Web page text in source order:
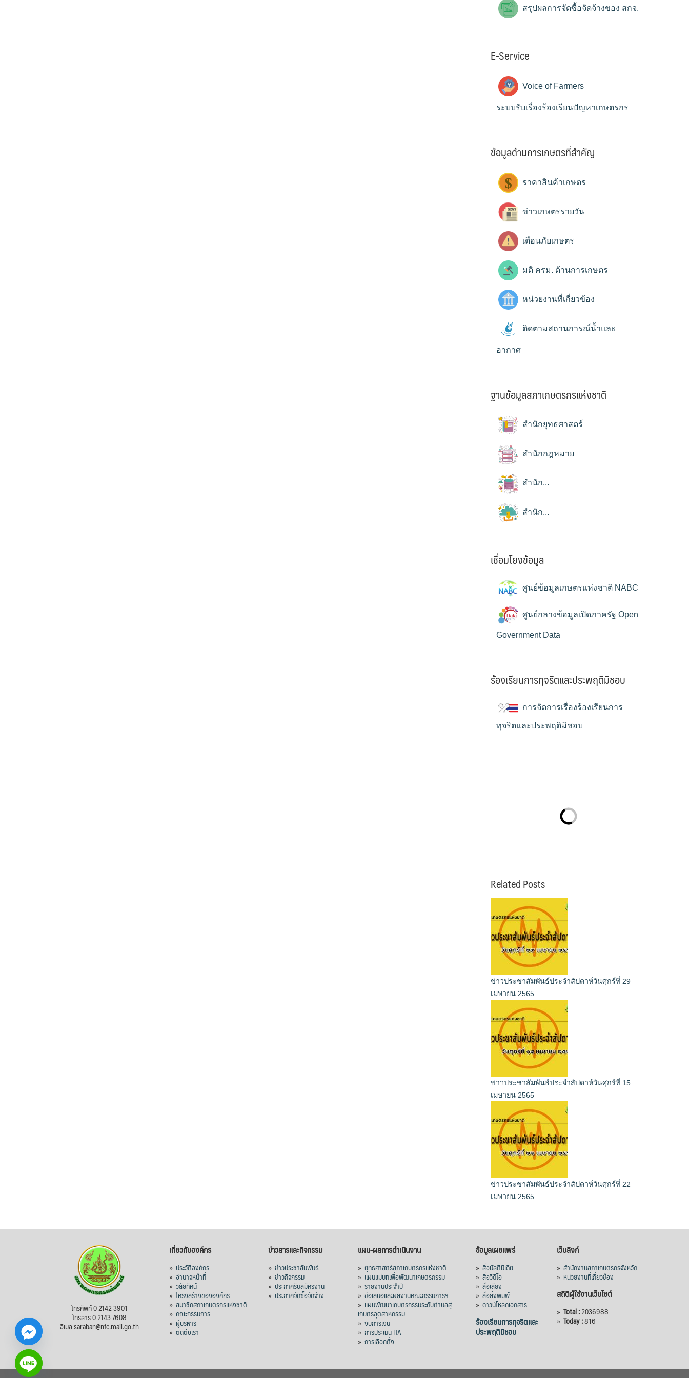
สรุปผลการจัดซื้อจัดจ้างของ สกจ.
E-Service
Voice of Farmers
ระบบรับเรื่องร้องเรียนปัญหาเกษตรกร
ข้อมูลด้านการเกษตรที่สำคัญ
ราคาสินค้าเกษตร
ข่าวเกษตรรายวัน
เตือนภัยเกษตร
มติ ครม. ด้านการเกษตร
หน่วยงานที่เกี่ยวข้อง
ติดตามสถานการณ์น้ำและ
อากาศ
ฐานข้อมูลสภาเกษตรกรแห่งชาติ
สำนักยุทธศาสตร์
สำนักกฎหมาย
สำนัก...
สำนัก...
เชื่อมโยงข้อมูล
ศูนย์ข้อมูลเกษตรแห่งชาติ NABC
ศูนย์กลางข้อมูลเปิดภาครัฐ Open
Government Data
ร้องเรียนการทุจริตและประพฤติมิชอบ
การจัดการเรื่องร้องเรียนการ
ทุจริตและประพฤติมิชอบ
Related Posts
ข่าวประชาสัมพันธ์ประจำสัปดาห์วันศุกร์ที่ 29
เมษายน 2565
ข่าวประชาสัมพันธ์ประจำสัปดาห์วันศุกร์ที่ 15
เมษายน 2565
ข่าวประชาสัมพันธ์ประจำสัปดาห์วันศุกร์ที่ 22
เมษายน 2565
โทรศัพท์ 0 2142 3901
โทรสาร 0 2143 7608
อีเมล saraban@nfc.mail.go.th
เกี่ยวกับองค์กร
»ประวัติองค์กร
»อำนาจหน้าที่
»วิสัยทัศน์
»โครงสร้างขององค์กร
»สมาชิกสภาเกษตรกรแห่งชาติ
»คณะกรรมการ
» ผู้บริหาร
»ติดต่อเรา
ข่าวสารและกิจกรรม
»ข่าวประชาสัมพันธ์
»ข่าวกิจกรรม
»ประกาศรับสมัครงาน
»ประกาศจัดซื้อจัดจ้าง
แผน-ผลการดำเนินงาน
» ยุทธศาสตร์สภาเกษตรกรแห่งชาติ
» แผนแม่บทเพื่อพัฒนาเกษตรกรรม
» รายงานประจำปี
» ข้อเสนอและผลงานคณะกรรมการฯ
» แผนพัฒนาเกษตรกรรมระดับตำบลสู่
เกษตรอุตสาหกรรม
» งบการเงิน
» การประเมิน ITA
» การเลือกตั้ง
ข้อมูลเผยแพร่
» สื่อมัลติมีเดีย
» สื่อวิดีโอ
» สื่อเสียง
» สื่อสิ่งพิมพ์
» ดาวน์โหลดเอกสาร
ร้องเรียนการทุจริตและ
ประพฤติมิชอบ
เว็บลิงก์
» สำนักงานสภาเกษตรกรจังหวัด
» หน่วยงานที่เกี่ยวข้อง
สถิติผู้ใช้งานเว็บไซต์
» Total :2036988
» Today :816